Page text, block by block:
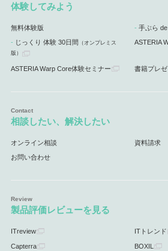
体験してみよう
無料体験版 手ぶら
じっくり 体験 30日間 （オンプレミス
版）
ASTERIA
ASTERIA Warp Core体験セミナー 書籍プレ
相談したい、解決したい
オンライン相談 資料請求
お問い合わせ
製品評価レビューを見る
ITreview ITトレンド
Capterra BOXIL